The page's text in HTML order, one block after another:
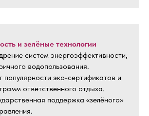
и зелёные технологии
систем энергоэффективности,
водопользования.
популярности эко-сертификатов и
ответственного отдыха.
поддержка «зелёного»